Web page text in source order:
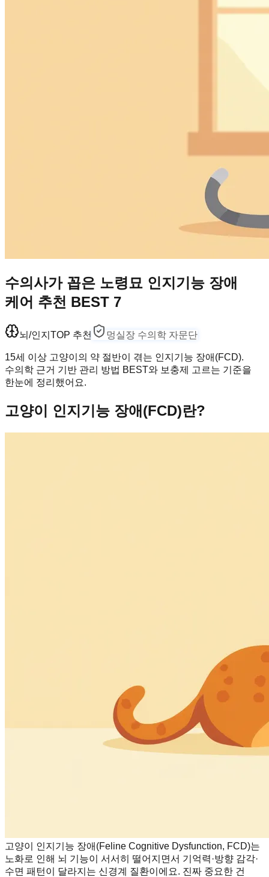
수의사가 꼽은 노령묘 인지기능 장애
케어 추천 BEST 7
뇌/인지 TOP 추천 멍실장 수의학 자문단
15세 이상 고양이의 약 절반이 겪는 인지기능 장애(FCD).
수의학 근거 기반 관리 방법 BEST와 보충제 고르는 기준을
한눈에 정리했어요.
고양이 인지기능 장애(FCD)란?
고양이 인지기능 장애(Feline Cognitive Dysfunction, FCD)는
노화로 인해 뇌 기능이 서서히 떨어지면서 기억력·방향 감각·
수면 패턴이 달라지는 신경계 질환이에요. 진짜 중요한 건